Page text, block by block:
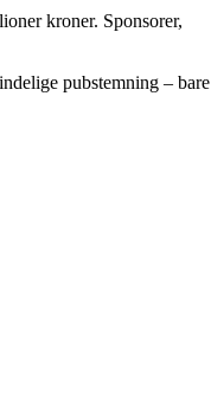
kroner. Sponsorer,
pubstemning – bare